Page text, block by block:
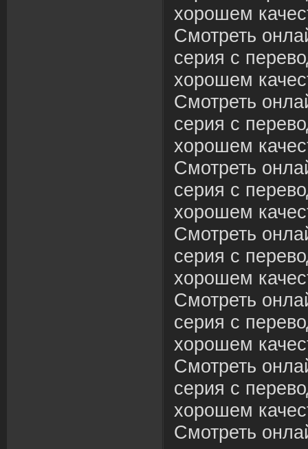
хорошем
Смотреть
серия с
хорошем
Смотреть
серия с
хорошем
Смотреть
серия с
хорошем
Смотреть
серия с
хорошем
Смотреть
серия с
хорошем
Смотреть
серия с
хорошем
Смотреть